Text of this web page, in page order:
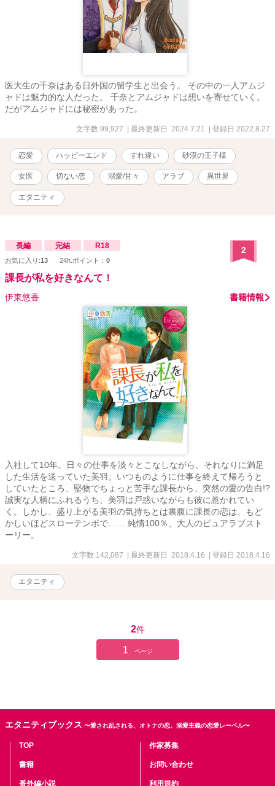
医大生の千奈はある日外国の留学生と出会う。 その中の一人アムジ
ャドは魅力的な人だった。 千奈とアムジャドは想いを寄せていく。
だがアムジャドには秘密があった。
文字数 99,927 | 最終更新日 2024.7.21 | 登録日 2022.8.27
恋愛 ハッピーエンド すれ違い 砂漠の王子様
女医 切ない恋 溺愛/甘々 アラブ 異世界
エタニティ
長編 完結 R18
お気に入り:13 24h.ポイント： 0
2
課長が私を好きなんて！
伊東悠香 書籍情報
入社して10年。日々の仕事を淡々とこなしながら、それなりに満足
した生活を送っていた美羽。いつものように仕事を終えて帰ろうと
していたところ、堅物でちょっと苦手な課長から、突然の愛の告白!?
誠実な人柄にふれるうち、美羽は戸惑いながらも彼に惹かれてい
く。しかし、盛り上がる美羽の気持ちとは裏腹に課長の恋は、もど
かしいほどスローテンポで…… 純情100％、大人のピュアラブスト
ーリー。
文字数 142,087 | 最終更新日 2018.4.16 | 登録日 2018.4.16
エタニティ
2件
1 ページ
エタニティブックス 〜愛され乱される、オトナの恋。溺愛主義の恋愛レーベル〜
TOP
書籍
番外編小説
作家募集
お問い合わせ
利用規約